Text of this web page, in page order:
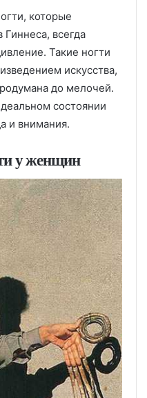
которые
всегда
Такие ногти
искусства,
до мелочей.
состоянии
и внимания.
у женщин